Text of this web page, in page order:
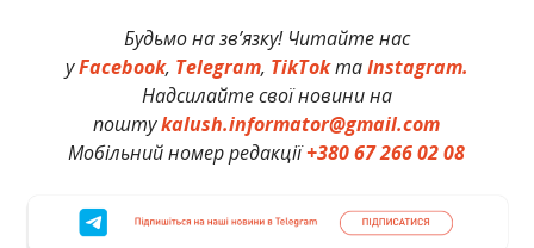
Будьмо на зв’язку! Читайте нас
уFacebook, Telegram, TikTokтаInstagram.
Надсилайте свої новини на
поштуkalush.informator@gmail.com
Мобільний номер редакції+380 67 266 02 08